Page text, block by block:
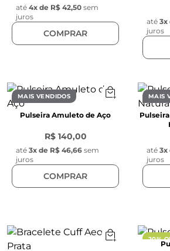
até 4x de R$ 42,50 sem
juros
COMPRAR
até 3x
juros
MAIS VENDIDOS
Pulseira Amuleto de Aço
R$ 140,00
até 3x de R$ 46,66 sem
juros
COMPRAR
MAIS
até 3x
juros
20%